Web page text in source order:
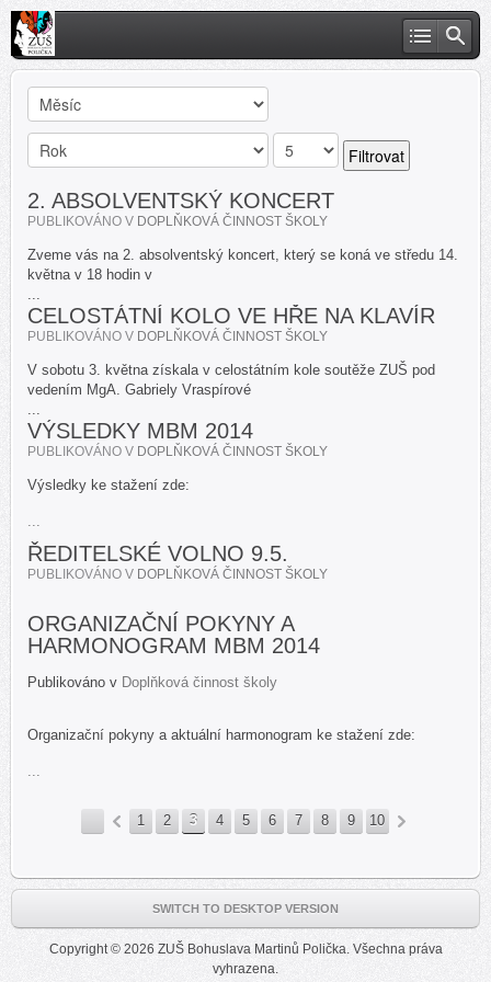
Filtrovat
2. ABSOLVENTSKÝ KONCERT
PUBLIKOVÁNO V DOPLŇKOVÁ ČINNOST ŠKOLY
Zveme vás na 2. absolventský koncert, který se koná ve středu 14.
května v 18 hodin v
...
CELOSTÁTNÍ KOLO VE HŘE NA KLAVÍR
PUBLIKOVÁNO V DOPLŇKOVÁ ČINNOST ŠKOLY
V sobotu 3. května získala v celostátním kole soutěže ZUŠ pod
vedením MgA. Gabriely Vraspírové
...
VÝSLEDKY MBM 2014
PUBLIKOVÁNO V DOPLŇKOVÁ ČINNOST ŠKOLY
Výsledky ke stažení zde:
...
ŘEDITELSKÉ VOLNO 9.5.
PUBLIKOVÁNO V DOPLŇKOVÁ ČINNOST ŠKOLY
ORGANIZAČNÍ POKYNY A
HARMONOGRAM MBM 2014
Publikováno v Doplňková činnost školy
Organizační pokyny a aktuální harmonogram ke stažení zde:
...
«
1 2 3 4 5 6 7 8 9 10
SWITCH TO DESKTOP VERSION
Copyright © 2026 ZUŠ Bohuslava Martinů Polička. Všechna práva
vyhrazena.